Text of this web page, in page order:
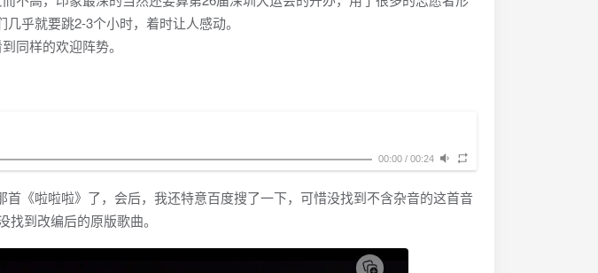
乎就要跳2-3个小时，着时让人感动。
同样的欢迎阵势。
00:00 / 00:24
《啦啦啦》了，会后，我还特意百度搜了一下，可惜没找到不含杂音的这首音
到改编后的原版歌曲。